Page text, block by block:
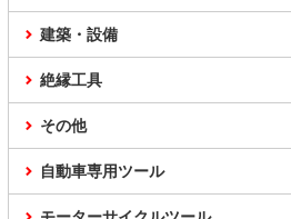
建築・設備
絶縁工具
その他
自動車専用ツール